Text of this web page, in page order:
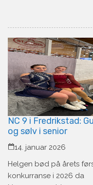
NC 9 i Fredrikstad:
og sølv i senior
14. januar 2026
Helgen bød på årets
konkurranse i 2026 da